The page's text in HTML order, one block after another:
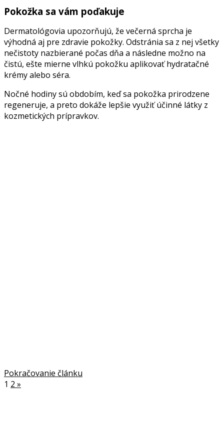
Pokožka sa vám poďakuje
Dermatológovia upozorňujú, že večerná sprcha je
výhodná aj pre zdravie pokožky. Odstránia sa z nej všetky
nečistoty nazbierané počas dňa a následne možno na
čistú, ešte mierne vlhkú pokožku aplikovať hydratačné
krémy alebo séra.
Nočné hodiny sú obdobím, keď sa pokožka prirodzene
regeneruje, a preto dokáže lepšie využiť účinné látky z
kozmetických prípravkov.
Pokračovanie článku
1 2 »